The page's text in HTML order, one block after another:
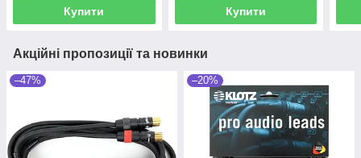
Купити Купити
Акційні пропозиції та новинки
–47% –20%